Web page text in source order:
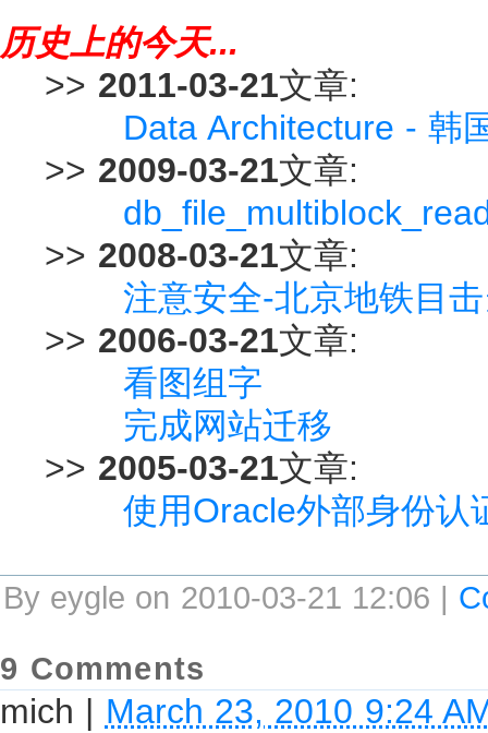
历史上的今天...
>> 2011-03-21文章:
Data Architecture - 韩
>> 2009-03-21文章:
>> 2008-03-21文章:
注意安全-北京地铁目
>> 2006-03-21文章:
看图组字
完成网站迁移
>> 2005-03-21文章:
使用Oracle外部身份认
By eygle on 2010-03-21 12:06 |
9 Comments
mich | March 23, 2010 9:24